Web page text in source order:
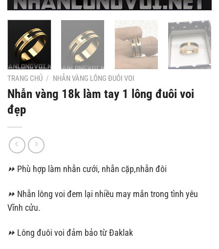
TRANG CHỦ / NHẪN VÀNG LÔNG ĐUÔI VOI
Nhẫn vàng 18k làm tay 1 lông đuôi voi
đẹp
⏩ Phù hợp làm nhẫn cưới, nhẫn cặp,nhẫn đôi
⏩ Nhẫn lông voi đem lại nhiều may mắn trong tình yêu
Vĩnh cửu.
⏩ Lông đuôi voi đảm bảo từ Đaklak